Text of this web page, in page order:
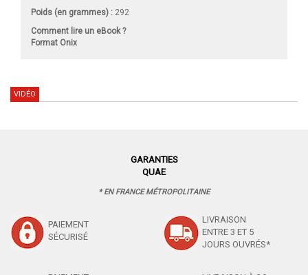
Poids (en grammes) : 292
Comment lire un eBook ?
Format Onix
VIDÉO
GARANTIES
QUAE
* EN FRANCE MÉTROPOLITAINE
PAIEMENT
SÉCURISÉ
LIVRAISON
ENTRE 3 ET 5
JOURS OUVRÉS*